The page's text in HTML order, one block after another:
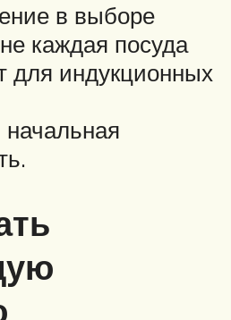
в выборе
каждая посуда
для индукционных